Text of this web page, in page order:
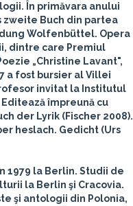
În primăvara anului
zweite Buch din partea
Wolfenbüttel. Opera
dintre care Premiul
„Christine Lavant",
a fost bursier al Villei
invitat la Institutul
împreună cu
der Lyrik (Fischer 2008).
heslach. Gedicht (Urs
1979 la Berlin. Studii de
la Berlin şi Cracovia.
şi antologii din Polonia,